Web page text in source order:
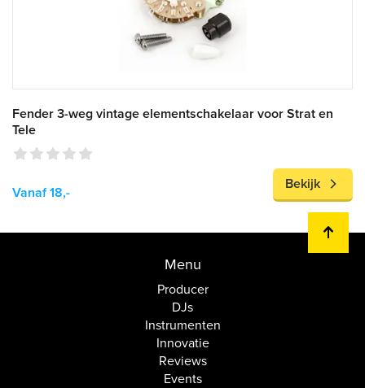
Fender 3-weg vintage elementschakelaar voor Strat en
Tele
Vanaf 18,-
Bekijk
Menu
Producer
DJs
Instrumenten
Innovatie
Reviews
Events